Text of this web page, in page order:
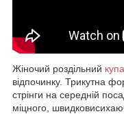
Жіночий роздільний
відпочинку. Трикутна
стрінги на середній
міцного,